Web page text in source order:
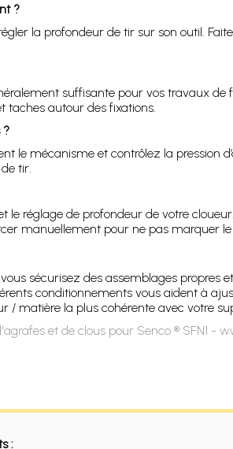
?
la profondeur de tir sur son outil.
suffisante pour vos travaux de
taches autour des fixations.
le mécanisme et contrôlez la pression
tir.
réglage de profondeur de votre
manuellement pour ne pas marquer le
sécurisez des assemblages propres
conditionnements vous aident à
matière la plus cohérente avec votre
et de clous pour Senco ® SFN1 -
: